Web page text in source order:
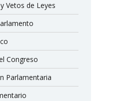
Vetos de Leyes
Congreso
Parlamentaria